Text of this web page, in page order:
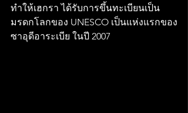
ทําให้เฮกรา ได้รับการขึ้นทะเบียนเป็น
มรดกโลกของ UNESCO เป็นแห่งแรกของ
ซาอุดีอาระเบีย ในปี 2007